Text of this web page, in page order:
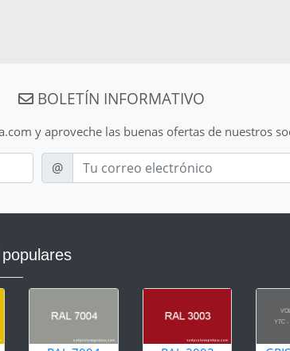
BOLETÍN INFORMATIVO
y aproveche las buenas ofertas de nuestros
E-mail
@